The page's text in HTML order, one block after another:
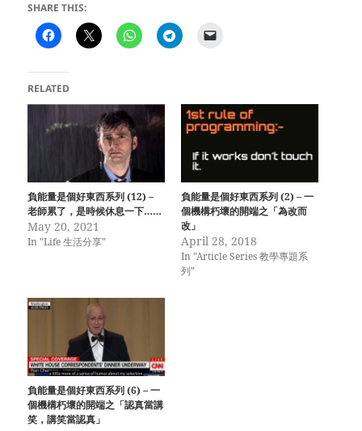
SHARE THIS:
RELATED
負能量是個好東西系列 (12) –
老師累了，是時候休息一下……
May 20, 2021
In "Life 生活分享"
負能量是個好東西系列 (2) – 一
個機構朽壞的開端之「為改而
改」
April 28, 2018
In "Article Series 教學專題系
列"
負能量是個好東西系列 (6) – 一
個機構朽壞的開端之「認真當講
笑，講笑當認真」